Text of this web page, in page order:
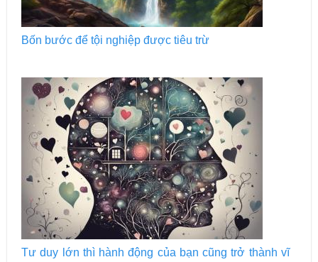
Bốn bước để tội nghiệp được tiêu trừ
Tư duy lớn thì hành động của bạn cũng trở thành vĩ